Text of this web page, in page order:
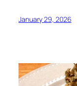
January 29, 2026